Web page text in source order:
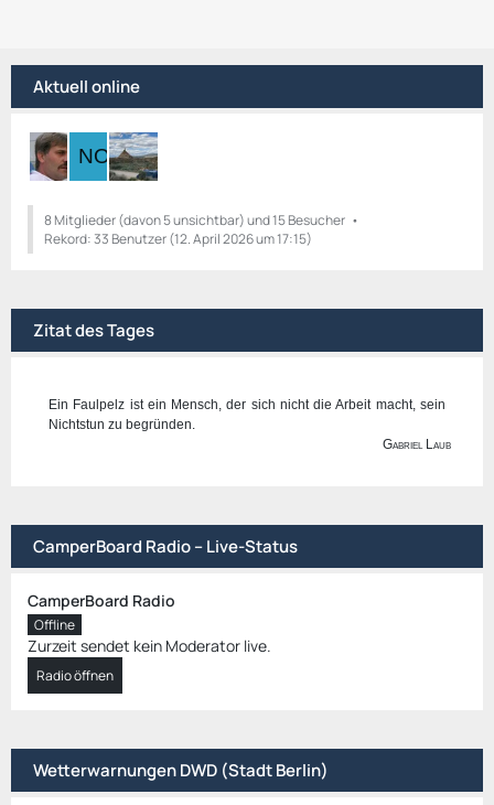
r
ä
g
e
e
B
e
i
g
e
Aktuell online
8 Mitglieder (davon 5 unsichtbar) und 15 Besucher
Rekord: 33 Benutzer (12. April 2026 um 17:15)
Zitat des Tages
Ein Faulpelz ist ein Mensch, der sich nicht die Arbeit macht, sein
Nichtstun zu begründen.
Gabriel Laub
CamperBoard Radio – Live-Status
CamperBoard Radio
Offline
Zurzeit sendet kein Moderator live.
Radio öffnen
Wetterwarnungen DWD (Stadt Berlin)